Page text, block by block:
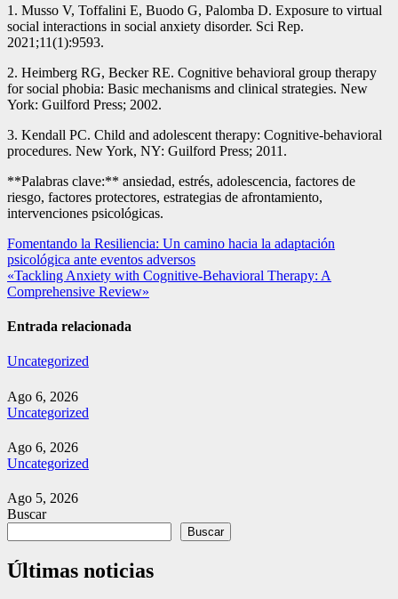
1. Musso V, Toffalini E, Buodo G, Palomba D. Exposure to virtual
social interactions in social anxiety disorder. Sci Rep.
2021;11(1):9593.
2. Heimberg RG, Becker RE. Cognitive behavioral group therapy
for social phobia: Basic mechanisms and clinical strategies. New
York: Guilford Press; 2002.
3. Kendall PC. Child and adolescent therapy: Cognitive-behavioral
procedures. New York, NY: Guilford Press; 2011.
**Palabras clave:** ansiedad, estrés, adolescencia, factores de
riesgo, factores protectores, estrategias de afrontamiento,
intervenciones psicológicas.
Navegación
de
entradas
Fomentando la Resiliencia: Un camino hacia la adaptación
psicológica ante eventos adversos
«Tackling Anxiety with Cognitive-Behavioral Therapy: A
Comprehensive Review»
Entrada relacionada
Uncategorized
Ago 6, 2026
Uncategorized
Ago 6, 2026
Uncategorized
Ago 5, 2026
Buscar
Buscar
Últimas noticias